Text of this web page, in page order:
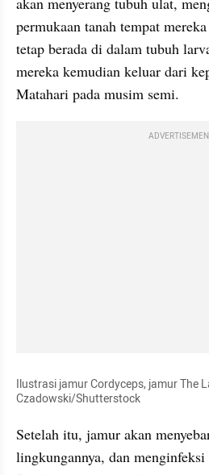
permukaan tanah tempat
tetap berada di dalam tubuh
mereka kemudian keluar dari
Matahari pada musim semi.
Ilustrasi jamur Cordyceps, jamur The
Czadowski/Shutterstock
Setelah itu, jamur akan
lingkungannya, dan